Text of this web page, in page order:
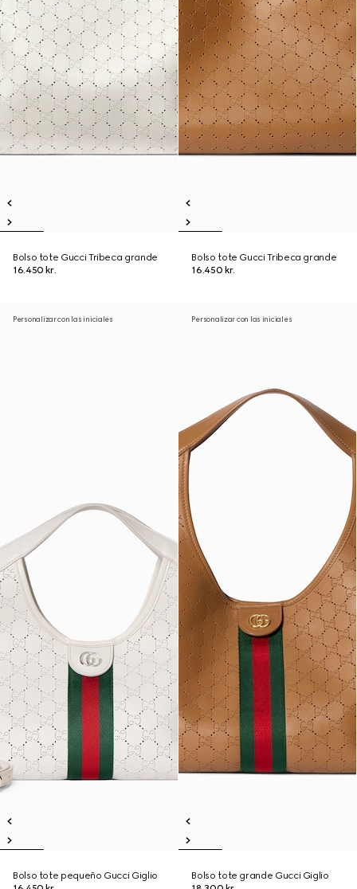
Bolso tote Gucci Tribeca grande
16.450 kr.
Bolso tote Gucci Tribeca grande
16.450 kr.
Personalizar con las iniciales
Bolso tote pequeño Gucci Giglio
Personalizar con las iniciales
Bolso tote grande Gucci Giglio